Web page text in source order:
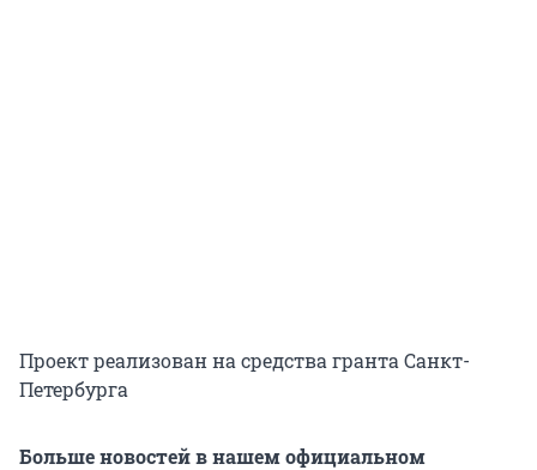
Проект реализован на средства гранта Санкт-
Петербурга
Больше новостей в нашем официальном